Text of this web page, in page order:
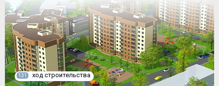
131 ход строительства